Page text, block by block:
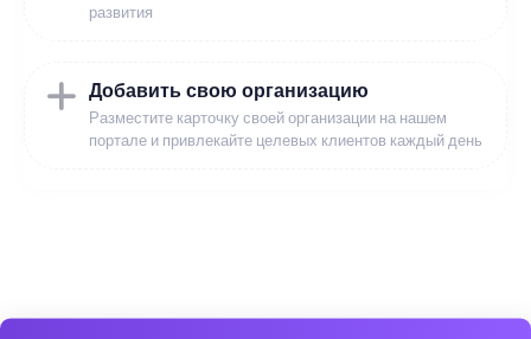
развития
Добавить свою организацию
Разместите карточку своей организации на нашем
портале и привлекайте целевых клиентов каждый день